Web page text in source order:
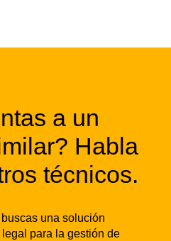
a un
Habla
técnicos.
una solución
para la gestión de